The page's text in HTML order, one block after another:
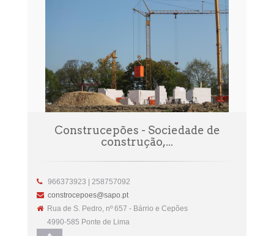
Construcepões - Sociedade de
construção,...
966373923 | 258757092
constrocepoes@sapo.pt
Rua de S. Pedro, nº 657 - Bárrio e Cepões
4990-585 Ponte de Lima